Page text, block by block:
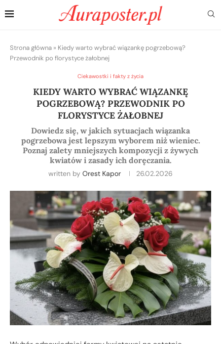
Strona główna » Kiedy warto wybrać wiązankę pogrzebową?
Przewodnik po florystyce żałobnej
Ciekawostki i fakty z życia
KIEDY WARTO WYBRAĆ WIĄZANKĘ
POGRZEBOWĄ? PRZEWODNIK PO
FLORYSTYCE ŻAŁOBNEJ
Dowiedz się, w jakich sytuacjach wiązanka
pogrzebowa jest lepszym wyborem niż wieniec.
Poznaj zalety mniejszych kompozycji z żywych
kwiatów i zasady ich doręczania.
written by Orest Kapor 26.02.2026